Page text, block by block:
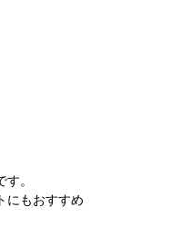
。
にもおすすめ